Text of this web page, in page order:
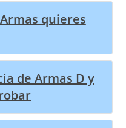
quieres
de Armas D y